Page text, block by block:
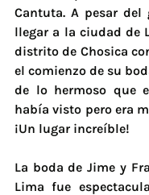
Cantuta. A pesar
llegar a la ciudad de
distrito de Chosica
el comienzo de su
de lo hermoso que
había visto pero era
¡Un lugar increíble!
La boda de Jime y
Lima fue